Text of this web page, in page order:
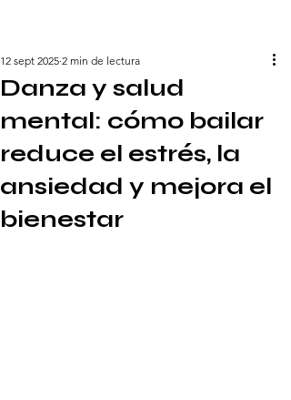
Danza y salud
mental: cómo bailar
reduce el estrés, la
ansiedad y mejora el
bienestar
12 sept 2025 2 min de lectura